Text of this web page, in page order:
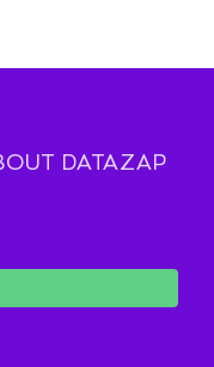
DATAZAP